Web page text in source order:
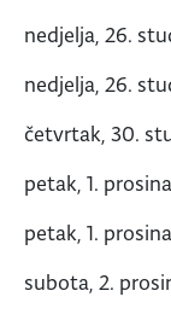
nedjelja, 26.
nedjelja, 26.
četvrtak, 30.
petak, 1.
petak, 1.
subota, 2.